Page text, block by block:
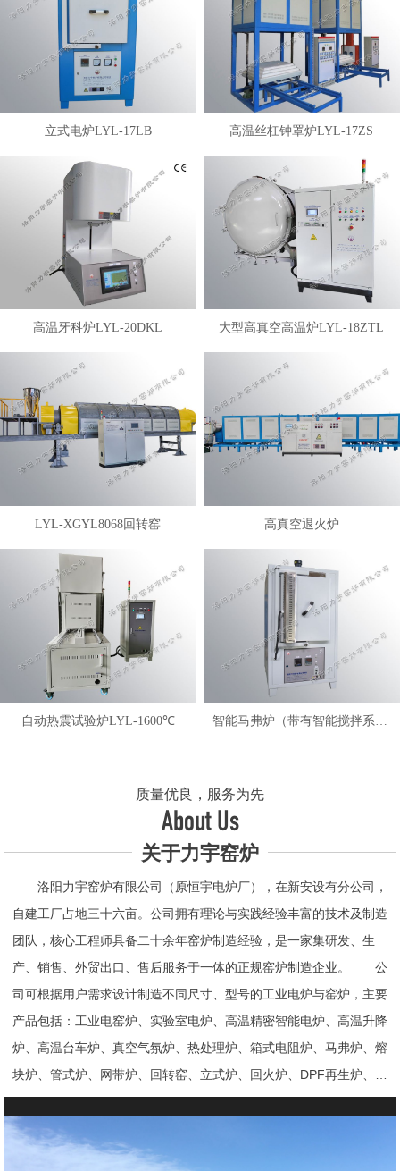
立式电炉LYL-17LB 高温丝杠钟罩炉LYL-17ZS
高温牙科炉LYL-20DKL 大型高真空高温炉LYL-18ZTL
LYL-XGYL8068回转窑 高真空退火炉
自动热震试验炉LYL-1600℃
质量优良，服务为先
About Us
关于力宇窑炉
洛阳力宇窑炉有限公司（原恒宇电炉厂），在新安设有分公司，
自建工厂占地三十六亩。公司拥有理论与实践经验丰富的技术及制造
团队，核心工程师具备二十余年窑炉制造经验，是一家集研发、生
产、销售、外贸出口、售后服务于一体的正规窑炉制造企业。 公
司可根据用户需求设计制造不同尺寸、型号的工业电炉与窑炉，主要
产品包括：工业电窑炉、实验室电炉、高温精密智能电炉、高温升降
炉、高温台车炉、真空气氛炉、热处理炉、箱式电阻炉、马弗炉、熔
块炉、管式炉、网带炉、回转窑、立式炉、回火炉、DPF再生炉、试
验电炉、钟罩炉、退火炉、烧结炉、热震炉、高真空炉、重烧炉、牙
科烤瓷炉、真空CVD管式炉、高温节能电炉、气氛炉、井式电炉、
熔炼炉、推板窑炉、辊道窑炉、烘箱、真空干燥箱、工业烘箱、发热